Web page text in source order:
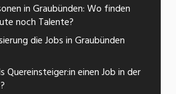
in Graubünden: Wo finden
noch Talente?
die Jobs in Graubünden
Quereinsteiger:in einen Job in der